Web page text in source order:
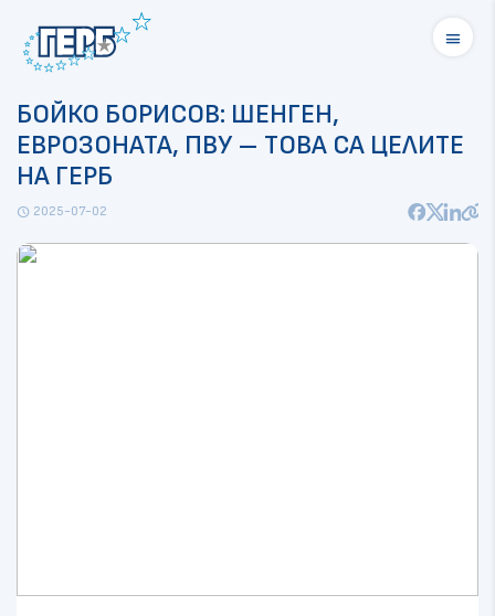
menu
БОЙКО БОРИСОВ: ШЕНГЕН,
ЕВРОЗОНАТА, ПВУ – ТОВА СА ЦЕЛИТЕ
НА ГЕРБ
schedule 2025-07-02